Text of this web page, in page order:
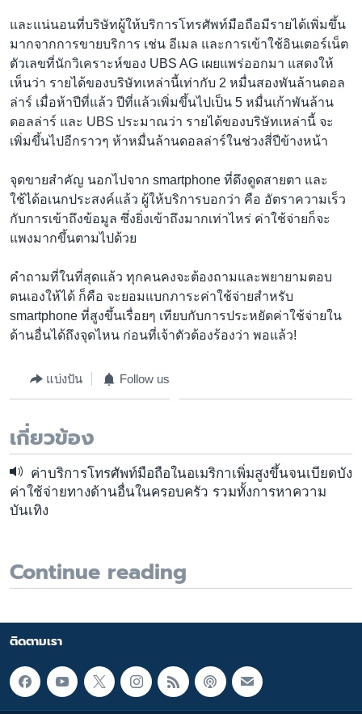
และแน่นอนที่บริษัทผู้ให้บริการโทรศัพท์มือถือมีรายได้เพิ่มขึ้น
มากจากการขายบริการ เช่น อีเมล และการเข้าใช้อินเตอร์เน็ต
ตัวเลขที่นักวิเคราะห์ของ UBS AG เผยแพร่ออกมา แสดงให้
เห็นว่า รายได้ของบริษัทเหล่านี้เท่ากับ 2 หมื่นสองพันล้านดอล
ล่าร์ เมื่อห้าปีที่แล้ว ปีที่แล้วเพิ่มขึ้นไปเป็น 5 หมื่นเก้าพันล้าน
ดอลล่าร์ และ UBS ประมาณว่า รายได้ของบริษัทเหล่านี้ จะ
เพิ่มขึ้นไปอีกราวๆ ห้าหมื่นล้านดอลล่าร์ในช่วงสี่ปีข้างหน้า
จุดขายสำคัญ นอกไปจาก smartphone ที่ดึงดูดสายตา และ
ใช้ได้อเนกประสงค์แล้ว ผู้ให้บริการบอกว่า คือ อัตราความเร็ว
กับการเข้าถึงข้อมูล ซึ่งยิ่งเข้าถึงมากเท่าไหร่ ค่าใช้จ่ายก็จะ
แพงมากขึ้นตามไปด้วย
คำถามที่ในที่สุดแล้ว ทุกคนคงจะต้องถามและพยายามตอบ
ตนเองให้ได้ ก็คือ จะยอมแบกภาระค่าใช้จ่ายสำหรับ
smartphone ที่สูงขึ้นเรื่อยๆ เทียบกับการประหยัดค่าใช้จ่ายใน
ด้านอื่นได้ถึงจุดไหน ก่อนที่เจ้าตัวต้องร้องว่า พอแล้ว!
แบ่งปัน Follow us
เกี่ยวข้อง
ค่าบริการโทรศัพท์มือถือในอเมริกาเพิ่มสูงขึ้นจนเบียดบัง
ค่าใช้จ่ายทางด้านอื่นในครอบครัว รวมทั้งการหาความ
บันเทิง
Continue reading
ติดตามเรา